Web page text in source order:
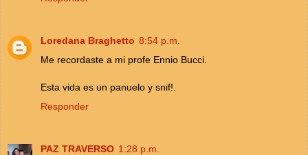
Loredana Braghetto 8:54 p.m.
Me recordaste a mi profe Ennio Bucci.
Esta vida es un panuelo y snif!.
Responder
PAZ TRAVERSO 1:28 p.m.